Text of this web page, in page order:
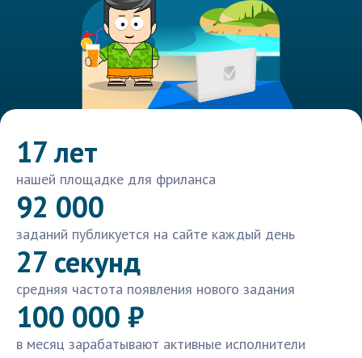
17 лет
нашей площадке для фриланса
92 000
заданий публикуется на сайте каждый день
27 секунд
средняя частота появления нового задания
100 000 ₽
в месяц зарабатывают активные исполнители